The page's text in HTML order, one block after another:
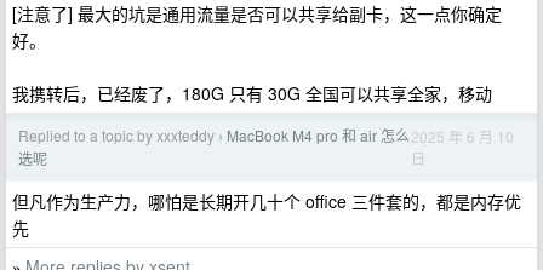
[注意了] 最大的坑是通用流量是否可以共享给副卡，这一点你确定
好。
我携转后，已经废了，180G 只有 30G 全国可以共享全家，移动
Replied to a topic by xxxteddy › MacBook M4 pro 和 air 怎么
选呢
2025 年 6 月 10
日
但凡作为生产力，哪怕是长期开几十个 office 三件套的，都是内存优
先